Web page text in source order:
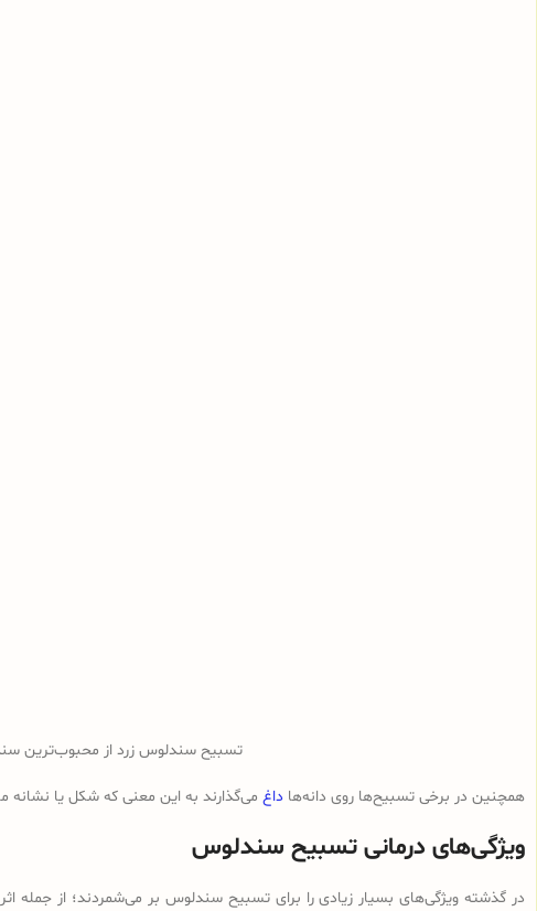
تسبیح سندلوس زرد از محبوب‌ترین
همچنین در برخی تسبیح‌ها روی دانه‌ها داغ می‌گذارند به این معنی که شکل یا
ویژگی‌های درمانی تسبیح سندلوس
در گذشته ویژگی‌های بسیار زیادی را برای تسبیح سندلوس بر می‌شمردند؛ از جمله